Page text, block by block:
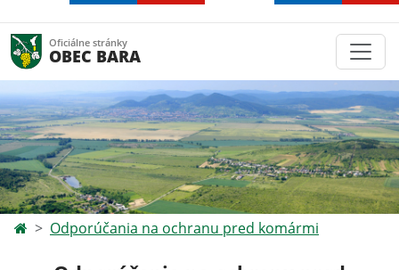
Oficiálne stránky
OBEC BARA
Odporúčania na ochranu pred komármi